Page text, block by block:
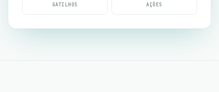
GATILHOS AÇÕES